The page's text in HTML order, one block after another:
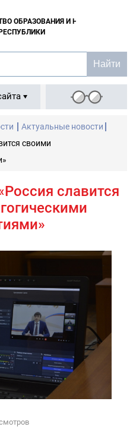
ОБРАЗОВАНИЯ И НАУКИ
Актуальные новости
своими
славится